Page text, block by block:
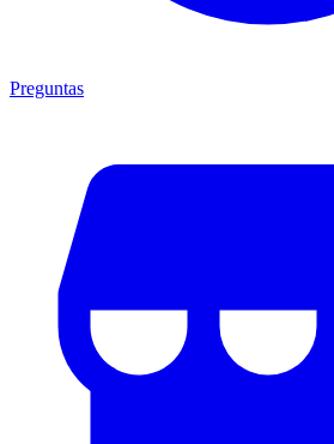
Preguntas